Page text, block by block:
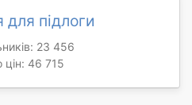
для підлоги
23 456
цін: 46 715